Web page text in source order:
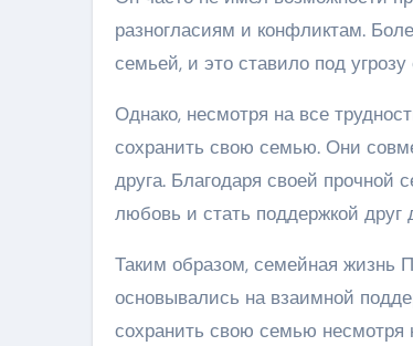
разногласиям и конфликтам.
семьей, и это ставило под
Однако, несмотря на все
сохранить свою семью. Они
друга. Благодаря своей прочной
любовь и стать поддержкой друг
Таким образом, семейная жизнь
основывались на взаимной
сохранить свою семью несмотря